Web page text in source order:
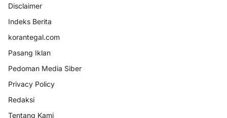
Disclaimer
Indeks Berita
korantegal.com
Pasang Iklan
Pedoman Media Siber
Privacy Policy
Redaksi
Tentang Kami